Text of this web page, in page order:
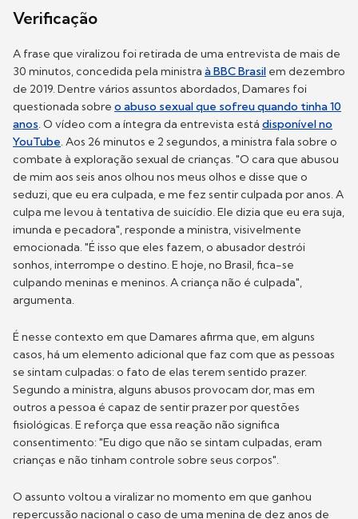
Verificação
A frase que viralizou foi retirada de uma entrevista de mais de
30 minutos, concedida pela ministra à BBC Brasil em dezembro
de 2019. Dentre vários assuntos abordados, Damares foi
questionada sobre o abuso sexual que sofreu quando tinha 10
anos . O vídeo com a íntegra da entrevista está disponível no
YouTube . Aos 26 minutos e 2 segundos, a ministra fala sobre o
combate à exploração sexual de crianças. "O cara que abusou
de mim aos seis anos olhou nos meus olhos e disse que o
seduzi, que eu era culpada, e me fez sentir culpada por anos. A
culpa me levou à tentativa de suicídio. Ele dizia que eu era suja,
imunda e pecadora", responde a ministra, visivelmente
emocionada. "É isso que eles fazem, o abusador destrói
sonhos, interrompe o destino. E hoje, no Brasil, fica-se
culpando meninas e meninos. A criança não é culpada",
argumenta.
É nesse contexto em que Damares afirma que, em alguns
casos, há um elemento adicional que faz com que as pessoas
se sintam culpadas: o fato de elas terem sentido prazer.
Segundo a ministra, alguns abusos provocam dor, mas em
outros a pessoa é capaz de sentir prazer por questões
fisiológicas. E reforça que essa reação não significa
consentimento: "Eu digo que não se sintam culpadas, eram
crianças e não tinham controle sobre seus corpos".
O assunto voltou a viralizar no momento em que ganhou
repercussão nacional o caso de uma menina de dez anos de